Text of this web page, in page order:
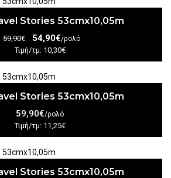
Stories 53cmx10,05m
59,90€ 54,90€/ρολό
Τιμή/τμ: 10,30€
Stories 53cmx10,05m
59,90€/ρολό
Τιμή/τμ: 11,25€
Stories 53cmx10,05m